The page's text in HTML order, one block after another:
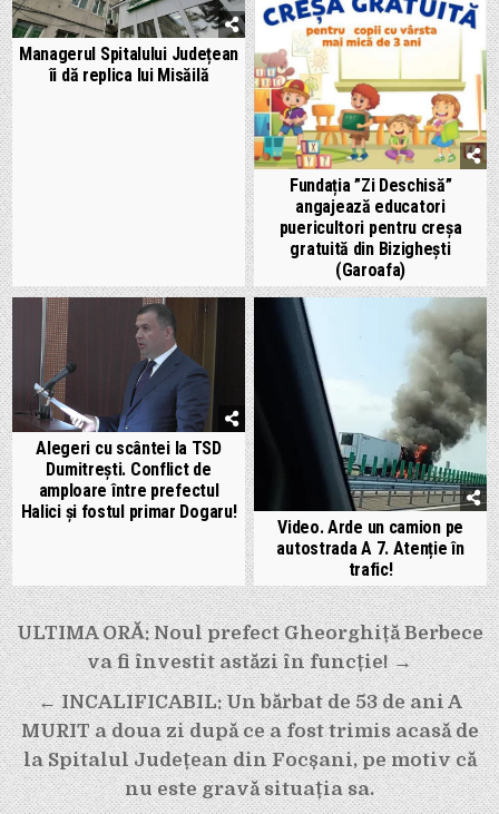
Managerul Spitalului Județean
îi dă replica lui Misăilă
Fundația ”Zi Deschisă”
angajează educatori
puericultori pentru creșa
gratuită din Bizighești
(Garoafa)
Alegeri cu scântei la TSD
Dumitrești. Conflict de
amploare între prefectul
Halici și fostul primar Dogaru!
Video. Arde un camion pe
autostrada A 7. Atenție în
trafic!
Navigare
în
articole
ULTIMA ORĂ: Noul prefect Gheorghiță Berbece
va fi învestit astăzi în funcție! →
← INCALIFICABIL: Un bărbat de 53 de ani A
MURIT a doua zi după ce a fost trimis acasă de
la Spitalul Județean din Focșani, pe motiv că
nu este gravă situația sa.